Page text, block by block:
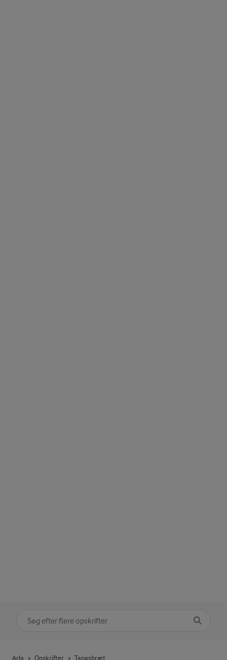
Arla Opskrifter Tapasbræt
Søg på kategori